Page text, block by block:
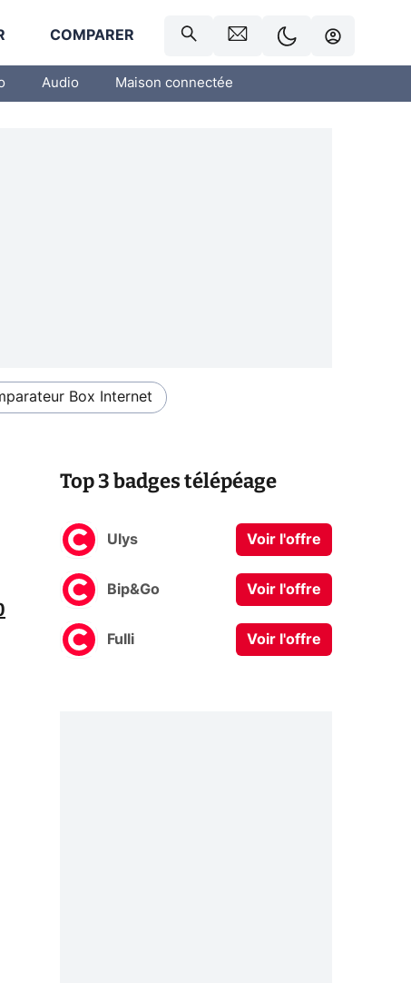
COMPARER
Audio Maison connectée
Box Internet
Top 3 badges télépéage
Ulys Voir l'offre
Bip&Go Voir l'offre
Fulli Voir l'offre